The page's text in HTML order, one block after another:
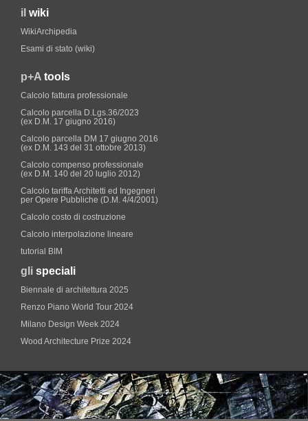
il wiki
WikiArchipedia
Esami di stato (wiki)
p+A tools
Calcolo fattura professionale
Calcolo parcella D.Lgs.36/2023
(ex D.M. 17 giugno 2016)
Calcolo parcella DM 17 giugno 2016
(ex D.M. 143 del 31 ottobre 2013)
Calcolo compenso professionale
(ex D.M. 140 del 20 luglio 2012)
Calcolo tariffa Architetti ed Ingegneri
per Opere Pubbliche (D.M. 4/4/2001)
Calcolo costo di costruzione
Calcolo interpolazione lineare
tutorial BIM
gli speciali
Biennale di architettura 2025
Renzo Piano World Tour 2024
Milano Design Week 2024
Wood Architecture Prize 2024